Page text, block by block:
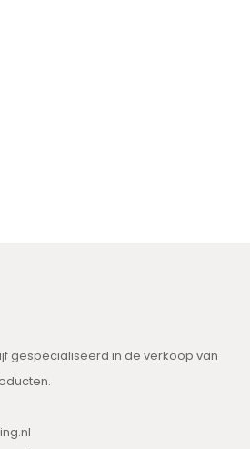
gespecialiseerd in de verkoop van